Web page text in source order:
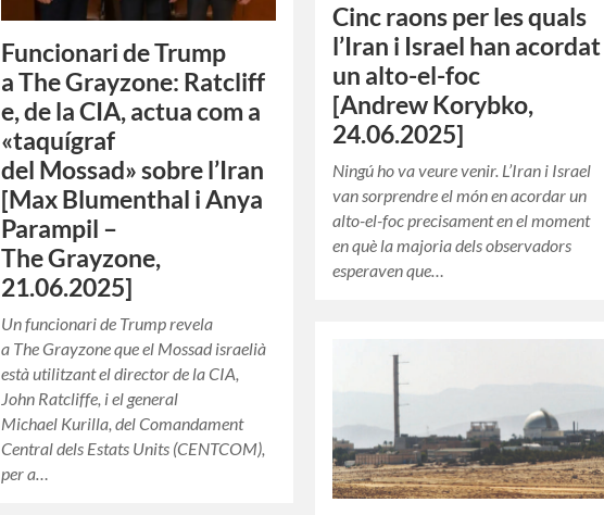
Cinc raons per les quals
l’Iran i Israel han acordat
un alto-el-foc
[Andrew Korybko,
24.06.2025]
Ningú ho va veure venir. L’Iran i Israel
van sorprendre el món en acordar un
alto-el-foc precisament en el moment
en què la majoria dels observadors
esperaven que…
Funcionari de Trump
a The Grayzone: Ratcliff
e, de la CIA, actua com a
«taquígraf
del Mossad» sobre l’Iran
[Max Blumenthal i Anya
Parampil –
The Grayzone,
21.06.2025]
Un funcionari de Trump revela
a The Grayzone que el Mossad israelià
està utilitzant el director de la CIA,
John Ratcliffe, i el general
Michael Kurilla, del Comandament
Central dels Estats Units (CENTCOM),
per a…